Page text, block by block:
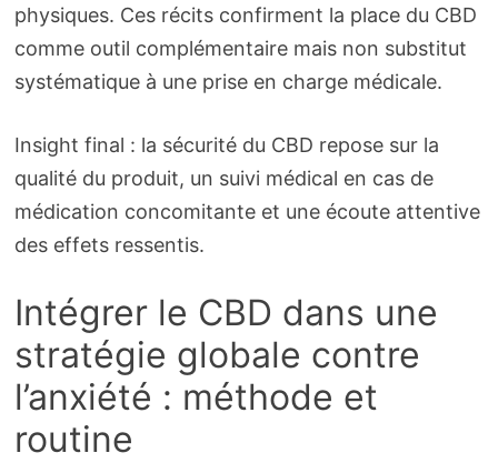
physiques. Ces récits confirment la place du CBD
comme outil complémentaire mais non substitut
systématique à une prise en charge médicale.
Insight final : la sécurité du CBD repose sur la
qualité du produit, un suivi médical en cas de
médication concomitante et une écoute attentive
des effets ressentis.
Intégrer le CBD dans une
stratégie globale contre
l’anxiété : méthode et
routine